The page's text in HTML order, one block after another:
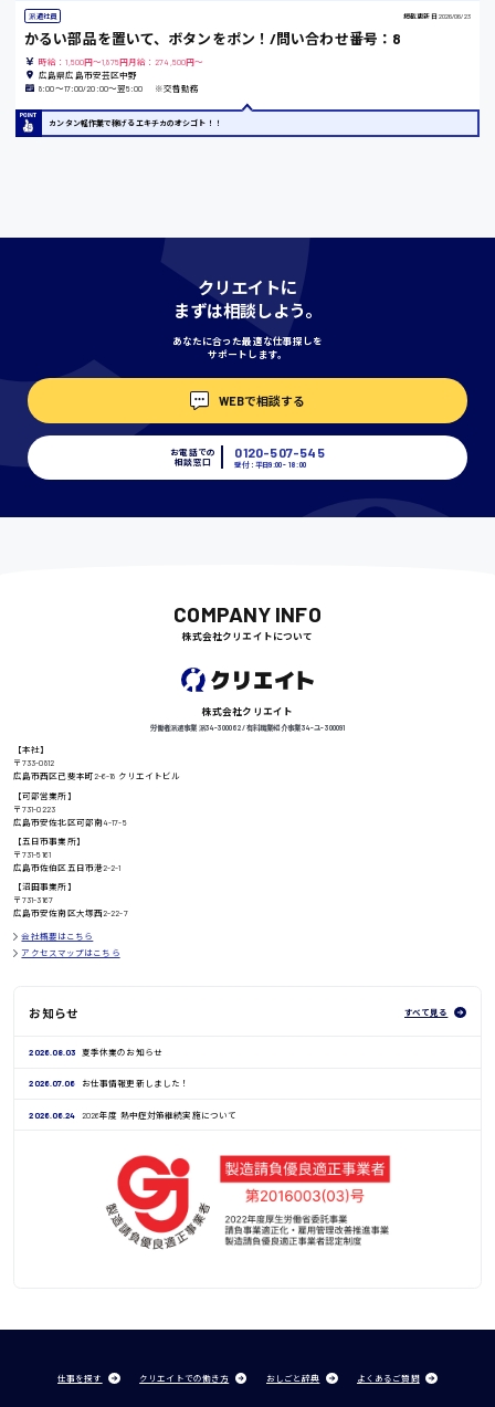
香川県
愛知県
高知県
鳥取県
時給1100円〜
日給8000円〜
派遣社員 掲載更新日 2026/06/23
かるい部品を置いて、ボタンをポン！/問い合わせ番号：8
時給：1,500円～1,875円月給：274,500円～
広島県広島市安芸区中野
8:00〜17:00/20:00〜翌5:00 ※交替勤務
カンタン軽作業で稼げるエキチカのオシゴト！！
クリエイトに
まずは相談しよう。
あなたに合った最適な仕事探しを
サポートします。
WEBで相談する
お電話での
相談窓口
0120-507-545
受付：平日9:00 - 18:00
COMPANY INFO
株式会社クリエイトについて
株式会社クリエイト
労働者派遣事業 派34-300062 / 有料職業紹介事業 34-ユ-300091
【本社】
〒733-0812
広島市西区己斐本町2-6-18 クリエイトビル
【可部営業所】
〒731-0223
広島市安佐北区可部南4-17-5
【五日市事業所】
〒731-5161
広島市佐伯区五日市港2-2-1
【沼田事業所】
〒731-3167
広島市安佐南区大塚西2-22-7
会社概要はこちら
アクセスマップはこちら
お知らせ すべて見る
2026.08.03 夏季休業のお知らせ
2026.07.06 お仕事情報更新しました！
2026.06.24 2026年度 熱中症対策継続実施について
仕事を探す クリエイトでの働き方 おしごと辞典 よくあるご質問